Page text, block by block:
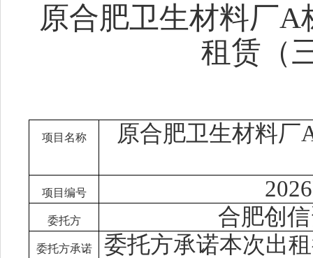
原合肥卫生材料厂A
租赁（
项目名称 原合肥卫生材料厂
项目编号
委托方 合肥创
委托方承诺
委托方承诺本次出